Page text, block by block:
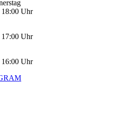
18:00 Uhr
17:00 Uhr
16:00 Uhr